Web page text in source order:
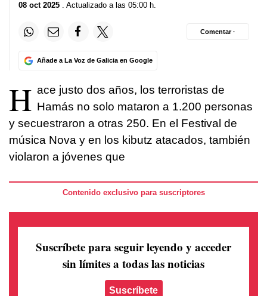
08 oct 2025 . Actualizado a las 05:00 h.
Añade a La Voz de Galicia en Google
Comentar ·
H ace justo dos años, los terroristas de
Hamás no solo mataron a 1.200 personas
y secuestraron a otras 250. En el Festival de
música Nova y en los kibutz atacados, también
violaron a jóvenes que
Contenido exclusivo para suscriptores
Suscríbete para seguir leyendo y acceder
sin límites a todas las noticias
Suscríbete